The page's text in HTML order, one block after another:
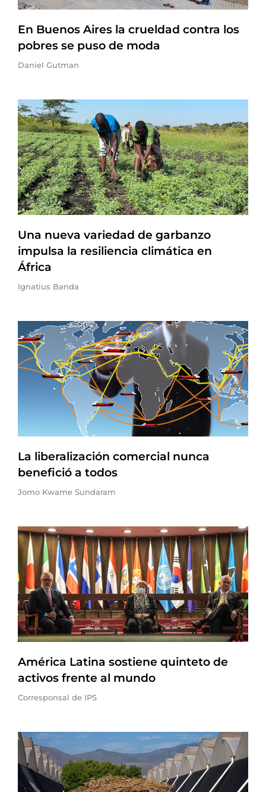
En Buenos Aires la crueldad contra los
pobres se puso de moda
Daniel Gutman
Una nueva variedad de garbanzo
impulsa la resiliencia climática en
África
Ignatius Banda
La liberalización comercial nunca
benefició a todos
Jomo Kwame Sundaram
América Latina sostiene quinteto de
activos frente al mundo
Corresponsal de IPS